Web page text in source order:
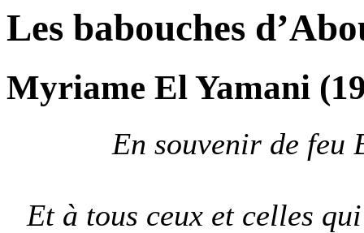
Les babouches
Myriame El Yamani
En souvenir de feu
Et à tous ceux et celles